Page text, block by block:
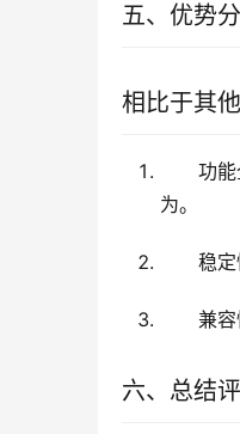
五、优势
相比于其
功
为。
稳
兼
六、总结